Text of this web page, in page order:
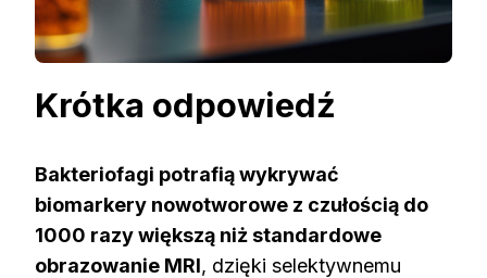
Krótka odpowiedź
Bakteriofagi potrafią wykrywać
biomarkery nowotworowe z czułością do
1000 razy większą niż standardowe
obrazowanie MRI, dzięki selektywnemu